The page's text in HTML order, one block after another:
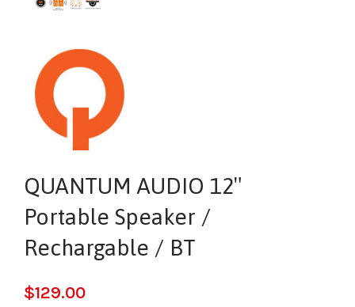
QUANTUM AUDIO 12″
Portable Speaker /
Rechargable / BT
$129.00